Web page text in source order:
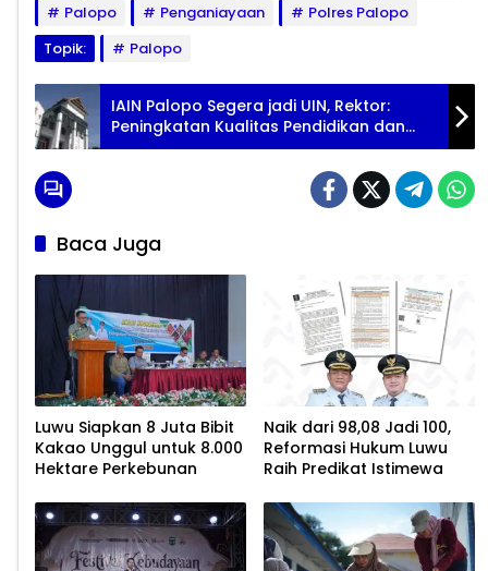
Palopo
Penganiayaan
Polres Palopo
Topik:
Palopo
IAIN Palopo Segera jadi UIN, Rektor:
Peningkatan Kualitas Pendidikan dan
Penelitian
Baca Juga
Luwu Siapkan 8 Juta Bibit
Kakao Unggul untuk 8.000
Hektare Perkebunan
Naik dari 98,08 Jadi 100,
Reformasi Hukum Luwu
Raih Predikat Istimewa